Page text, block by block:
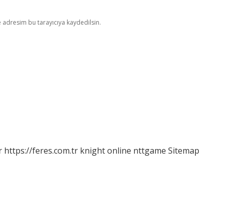
bu tarayıcıya kaydedilsin.
https://feres.com.tr knight online nttgame Sitemap